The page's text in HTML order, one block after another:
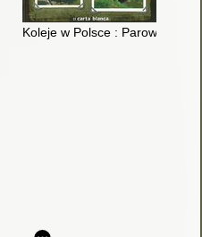
mazurskiego
Koleje w Polsce : Parowozy,